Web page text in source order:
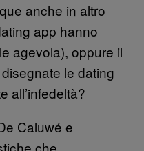
anche in altro
app hanno
agevola), oppure il
le dating
all’infedeltà?
Caluwé e